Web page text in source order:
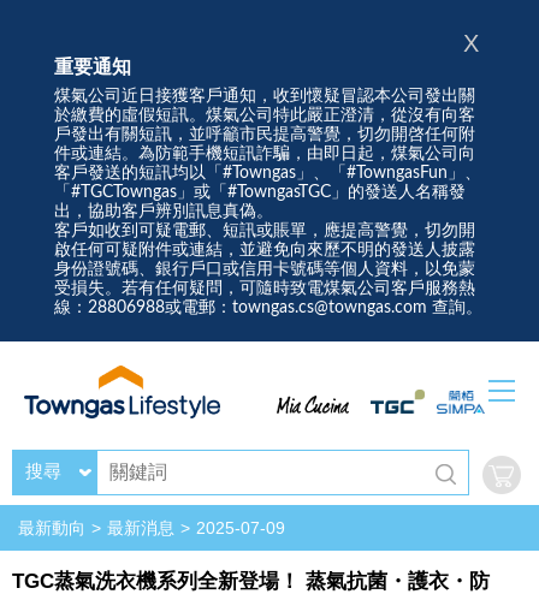
重要通知
煤氣公司近日接獲客戶通知，收到懷疑冒認本公司發出關
於繳費的虛假短訊。煤氣公司特此嚴正澄清，從沒有向客
戶發出有關短訊，並呼籲市民提高警覺，切勿開啓任何附
件或連結。為防範手機短訊詐騙，由即日起，煤氣公司向
客戶發送的短訊均以「#Towngas」、「#TowngasFun」、
「#TGCTowngas」或「#TowngasTGC」的發送人名稱發
出，協助客戶辨別訊息真偽。
客戶如收到可疑電郵、短訊或賬單，應提高警覺，切勿開
啟任何可疑附件或連結，並避免向來歷不明的發送人披露
身份證號碼、銀行戶口或信用卡號碼等個人資料，以免蒙
受損失。若有任何疑問，可隨時致電煤氣公司客戶服務熱
線：28806988或電郵：towngas.cs@towngas.com 查詢。
X
搜尋
最新動向 最新消息 2025-07-09
TGC蒸氣洗衣機系列全新登場！ 蒸氣抗菌・護衣・防